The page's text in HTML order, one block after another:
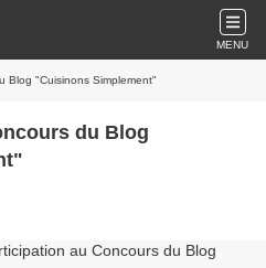
MENU
Blog "Cuisinons Simplement"
du Blog